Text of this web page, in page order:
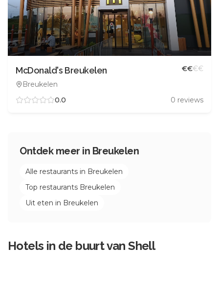
McDonald's Breukelen
Breukelen
€€€€
0.0 0 reviews
Ontdek meer in Breukelen
Alle restaurants in Breukelen
Top restaurants Breukelen
Uit eten in Breukelen
Hotels in de buurt vanShell